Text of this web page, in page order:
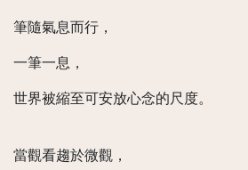
筆隨氣息而行，
一筆一息，
世界被縮至可安放心念的尺度。
當觀看趨於微觀，